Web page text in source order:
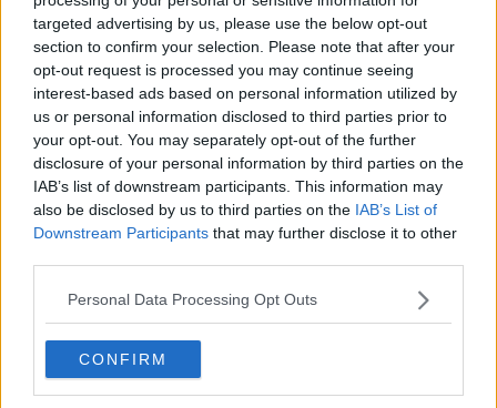
targeted advertising by us, please use the below opt-out
section to confirm your selection. Please note that after your
opt-out request is processed you may continue seeing
interest-based ads based on personal information utilized by
us or personal information disclosed to third parties prior to
your opt-out. You may separately opt-out of the further
disclosure of your personal information by third parties on the
IAB’s list of downstream participants. This information may
also be disclosed by us to third parties on the IAB’s List of
Downstream Participants that may further disclose it to other
Personal Data Processing Opt Outs
CONFIRM
essere rapidi e che addirittura la palestra possa essere già in
funzione per il prossimo anno scolastico. Si tratta comunque di un
bel “regalo” per la nostra città che vedrà incrementare le proprie
strutture sportive, sempre più concentrate nell’area di Via
Fucecchiello e dintorni dove già si trovano il Palazzetto dello Sport
e il centro sportivo “U. Galli” con i campi da calcio sia tradizionali
che in erba sintetica, come quello inaugurato ad inizio 2020. In
questa zona, di fatto, sta crescendo una piccola cittadella dello
studio e dello sport che valorizza le principali attività dei giovani. Mi
dispiace per i tanti detrattori che speravano in un fallimento del
progetto per poter attaccare di nuovo le amministrazioni locali,
penso ad esempio al consigliere metropolitano Paolo Gandola, di
Forza Italia, che a maggio si era affrettato a parlare di fallimento e
di progetto ormai sfumato. A pochi mesi di distanza invece, anche
su stimolo del nostro Comune, la Città Metropolitana di Firenze ha
approvato il progetto e finanziato l’opera. E per questo merita un
plauso”.